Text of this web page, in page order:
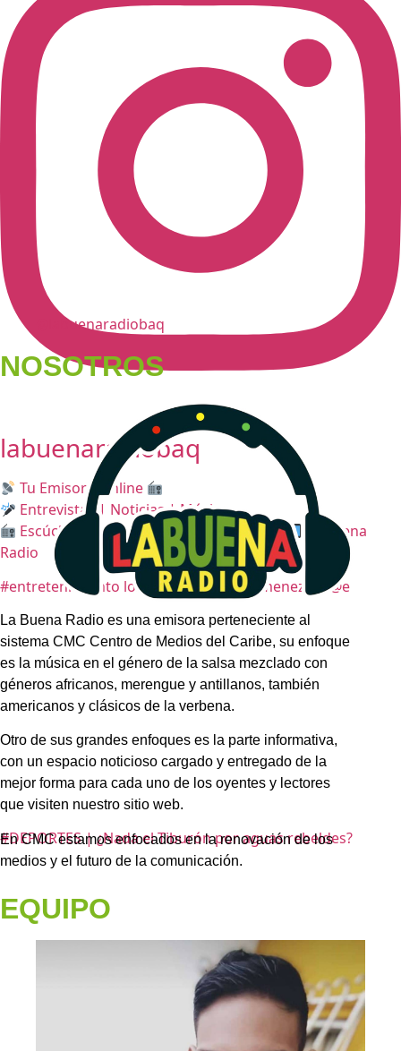
labuenaradiobaq
Tu Emisora Online
Entrevistas | Noticias | Música
Escúchanos en vivo desde nuestra app:
La Buena
Radio
#entretenimiento los artistas @aldairjimenezr & @e
#DEPORTES | ¿Nada el Tiburón por aguas rebeldes?
@labuenaradiobaq
NOSOTROS
La Buena Radio es una emisora perteneciente al
sistema CMC Centro de Medios del Caribe, su enfoque
es la música en el género de la salsa mezclado con
géneros africanos, merengue y antillanos, también
americanos y clásicos de la verbena.
Otro de sus grandes enfoques es la parte informativa,
con un espacio noticioso cargado y entregado de la
mejor forma para cada uno de los oyentes y lectores
que visiten nuestro sitio web.
En CMC estamos enfocados en la renovación de los
medios y el futuro de la comunicación.
EQUIPO